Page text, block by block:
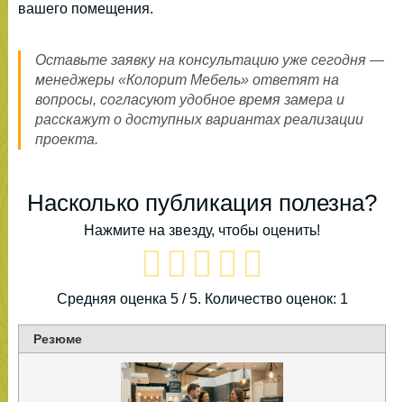
вашего помещения.
Оставьте заявку на консультацию уже сегодня —
менеджеры «Колорит Мебель» ответят на
вопросы, согласуют удобное время замера и
расскажут о доступных вариантах реализации
проекта.
Насколько публикация полезна?
Нажмите на звезду, чтобы оценить!
Средняя оценка 5/ 5. Количество оценок: 1
Резюме